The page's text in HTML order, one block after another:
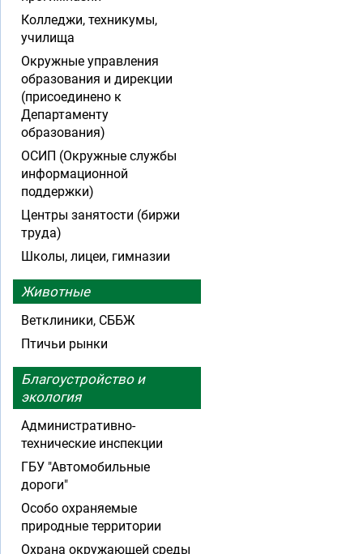
Колледжи, техникумы,
училища
Окружные управления
образования и дирекции
(присоединено к
Департаменту
образования)
ОСИП (Окружные службы
информационной
поддержки)
Центры занятости (биржи
труда)
Школы, лицеи, гимназии
Животные
Ветклиники, СББЖ
Птичьи рынки
Благоустройство и
экология
Административно-
технические инспекции
ГБУ "Автомобильные
дороги"
Особо охраняемые
природные территории
Охрана окружающей среды